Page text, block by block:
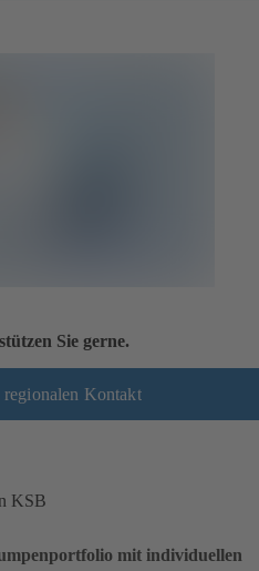
Sie gerne.
Kontakt
KSB
mit individuellen